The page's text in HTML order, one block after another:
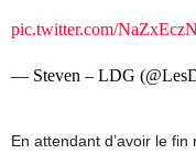
pic.twitter.com/
— Steven – LDG
En attendant d’avoir le